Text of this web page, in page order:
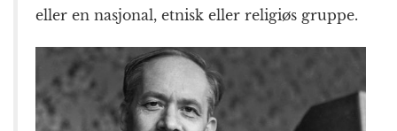
eller en nasjonal, etnisk eller religiøs gruppe.